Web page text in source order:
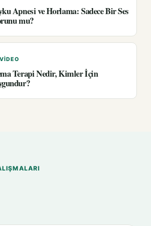
Apnesi ve Horlama: Sadece Bir Ses
mu?
VIDEO
Terapi Nedir, Kimler İçin